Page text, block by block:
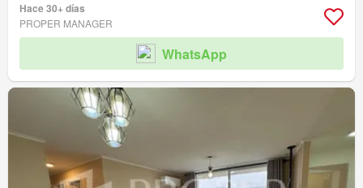
Hace 30+ días
PROPER MANAGER
WhatsApp